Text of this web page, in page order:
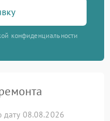
конфиденциальности
08.08.2026